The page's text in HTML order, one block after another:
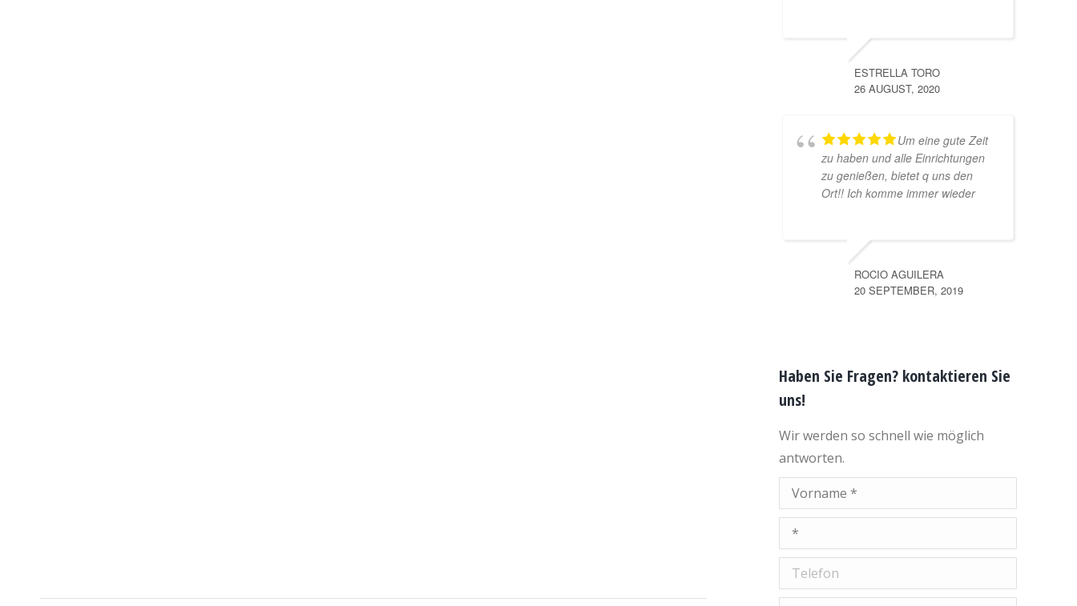
ESTRELLA TORO
26 AUGUST, 2020
Um eine gute Zeit
zu haben und alle Einrichtungen
zu genießen, bietet q uns den
Ort!! Ich komme immer wieder
ROCIO AGUILERA
20 SEPTEMBER, 2019
Haben Sie Fragen? kontaktieren Sie
uns!
Wir werden so schnell wie möglich
antworten.
Vorname *
E-Mail *
Telefon